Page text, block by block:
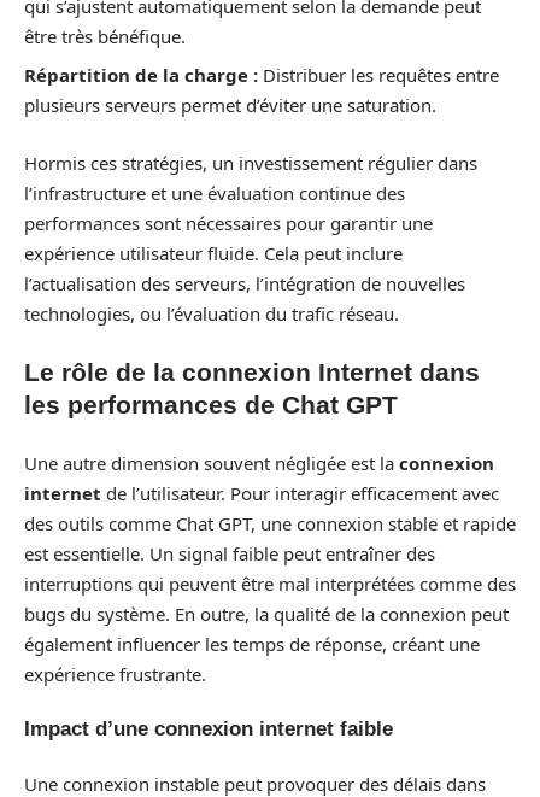
qui s’ajustent automatiquement selon la demande peut
être très bénéfique.
Répartition de la charge : Distribuer les requêtes entre
plusieurs serveurs permet d’éviter une saturation.
Hormis ces stratégies, un investissement régulier dans
l’infrastructure et une évaluation continue des
performances sont nécessaires pour garantir une
expérience utilisateur fluide. Cela peut inclure
l’actualisation des serveurs, l’intégration de nouvelles
technologies, ou l’évaluation du trafic réseau.
Le rôle de la connexion Internet dans
les performances de Chat GPT
Une autre dimension souvent négligée est la connexion
internet de l’utilisateur. Pour interagir efficacement avec
des outils comme Chat GPT, une connexion stable et rapide
est essentielle. Un signal faible peut entraîner des
interruptions qui peuvent être mal interprétées comme des
bugs du système. En outre, la qualité de la connexion peut
également influencer les temps de réponse, créant une
expérience frustrante.
Impact d’une connexion internet faible
Une connexion instable peut provoquer des délais dans